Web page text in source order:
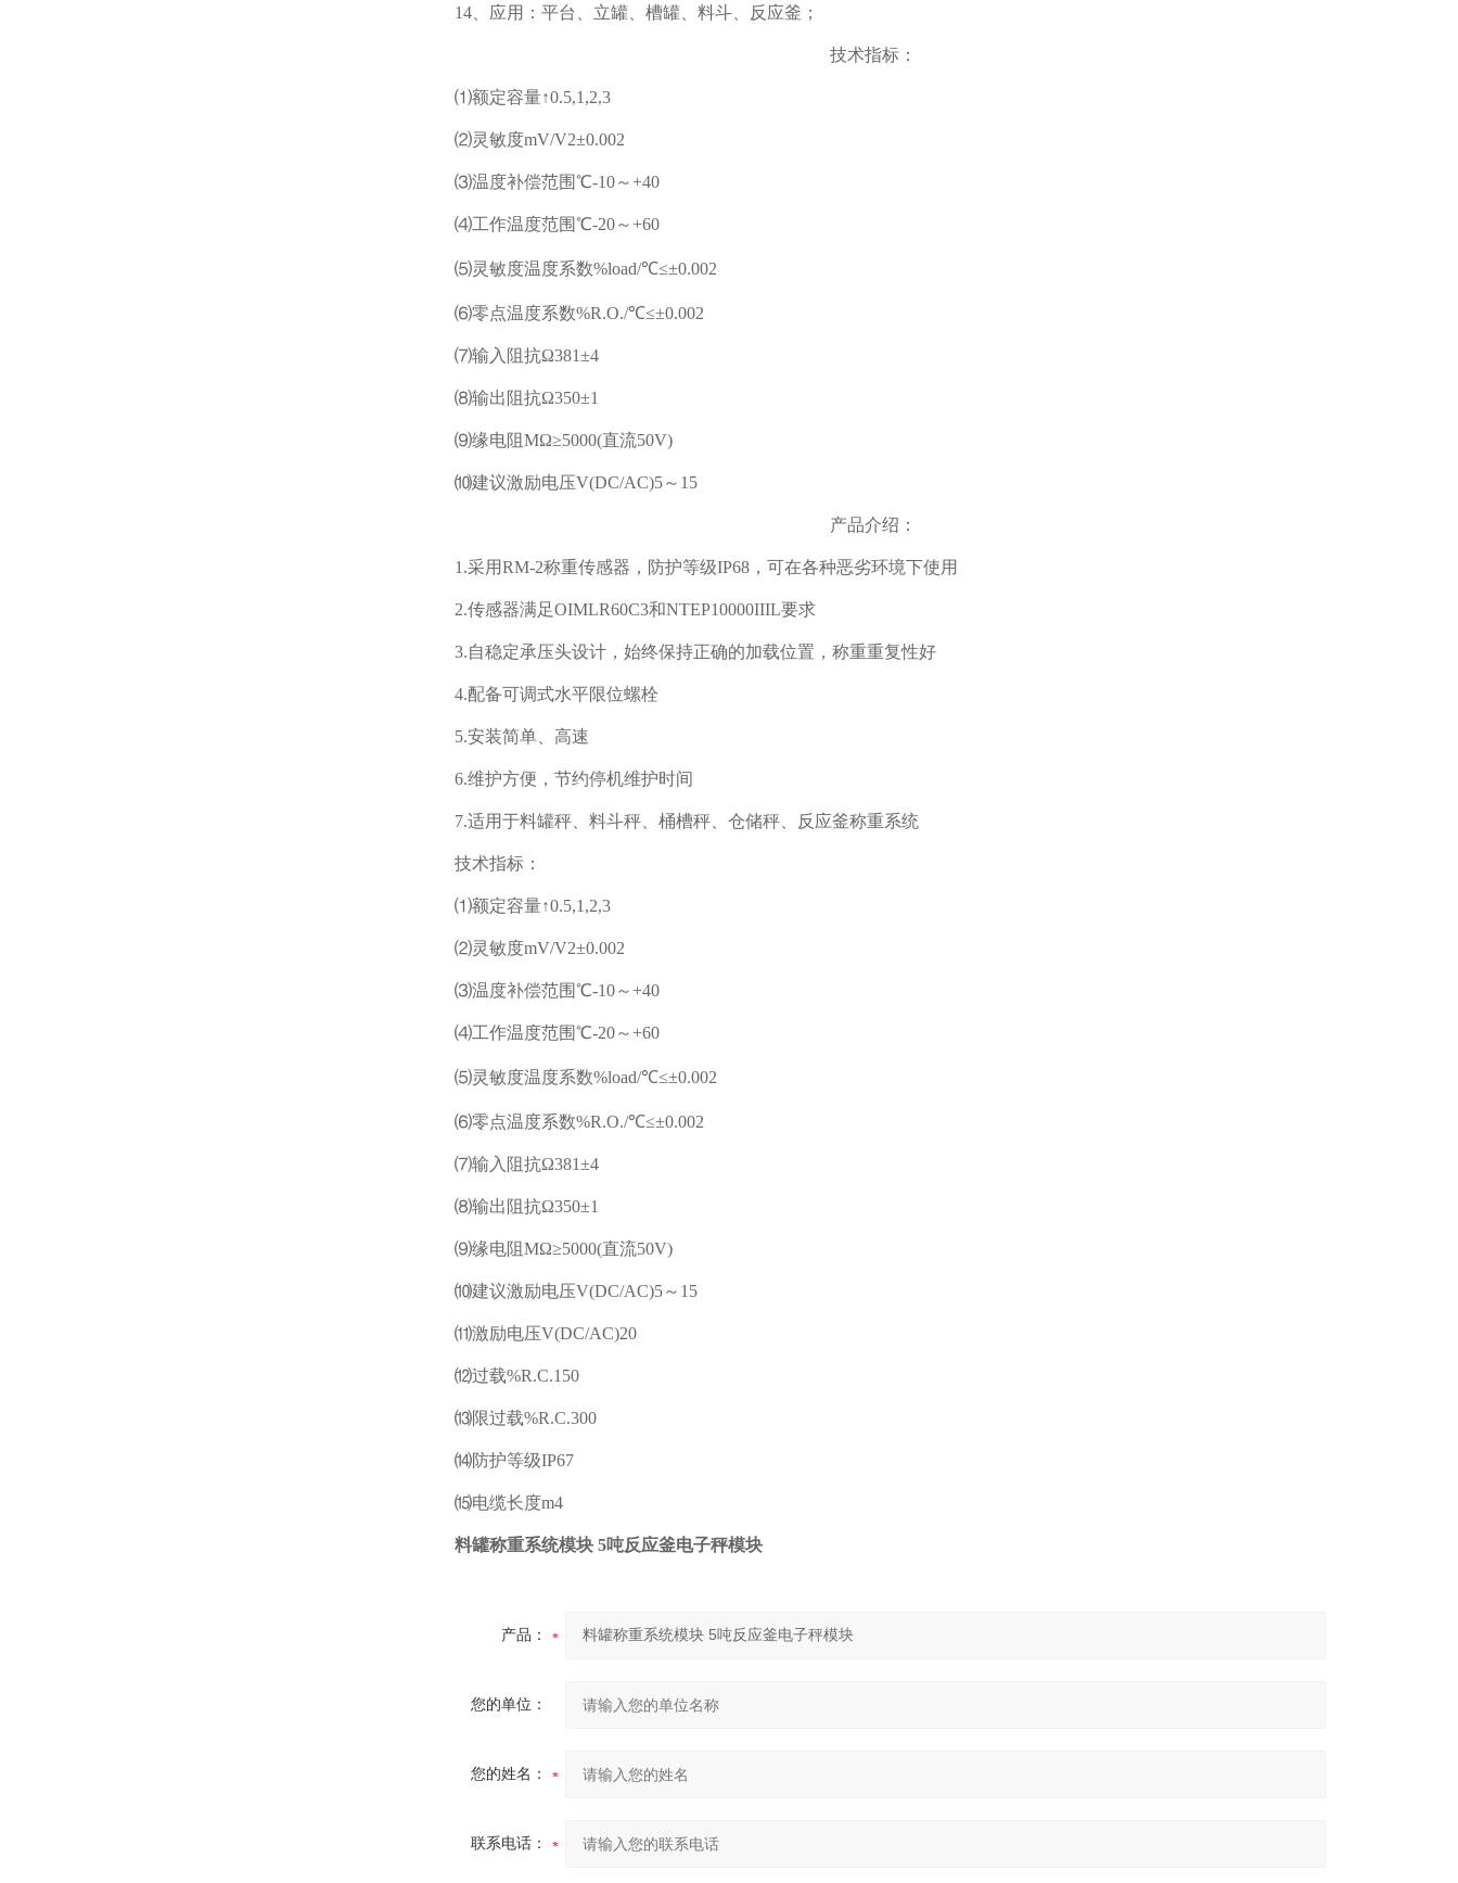
14、应用：平台、立罐、槽罐、料斗、反应釜；
技术指标：
⑴额定容量↑0.5,1,2,3
⑵灵敏度mV/V2±0.002
⑶温度补偿范围℃-10～+40
⑷工作温度范围℃-20～+60
⑸灵敏度温度系数%load/℃≤±0.002
⑹零点温度系数%R.O./℃≤±0.002
⑺输入阻抗Ω381±4
⑻输出阻抗Ω350±1
⑼缘电阻MΩ≥5000(直流50V)
⑽建议激励电压V(DC/AC)5～15
产品介绍：
1.采用RM-2称重传感器，防护等级IP68，可在各种恶劣环境下使用
2.传感器满足OIMLR60C3和NTEP10000IIIL要求
3.自稳定承压头设计，始终保持正确的加载位置，称重重复性好
4.配备可调式水平限位螺栓
5.安装简单、高速
6.维护方便，节约停机维护时间
7.适用于料罐秤、料斗秤、桶槽秤、仓储秤、反应釜称重系统
技术指标：
⑴额定容量↑0.5,1,2,3
⑵灵敏度mV/V2±0.002
⑶温度补偿范围℃-10～+40
⑷工作温度范围℃-20～+60
⑸灵敏度温度系数%load/℃≤±0.002
⑹零点温度系数%R.O./℃≤±0.002
⑺输入阻抗Ω381±4
⑻输出阻抗Ω350±1
⑼缘电阻MΩ≥5000(直流50V)
⑽建议激励电压V(DC/AC)5～15
⑾激励电压V(DC/AC)20
⑿过载%R.C.150
⒀限过载%R.C.300
⒁防护等级IP67
⒂电缆长度m4
料罐称重系统模块 5吨反应釜电子秤模块
产品：
您的单位：
您的姓名：
联系电话：